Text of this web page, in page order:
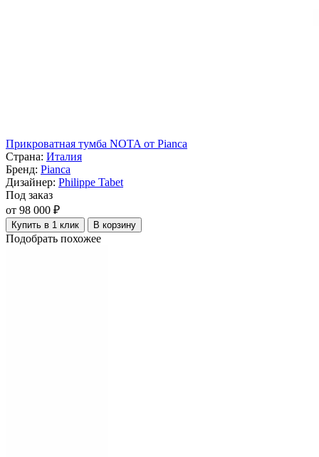
Прикроватная тумба NOTA от Pianca
Страна: Италия
Бренд: Pianca
Дизайнер: Philippe Tabet
Под заказ
от 98 000 ₽
Купить в 1 клик В корзину
Подобрать похожее